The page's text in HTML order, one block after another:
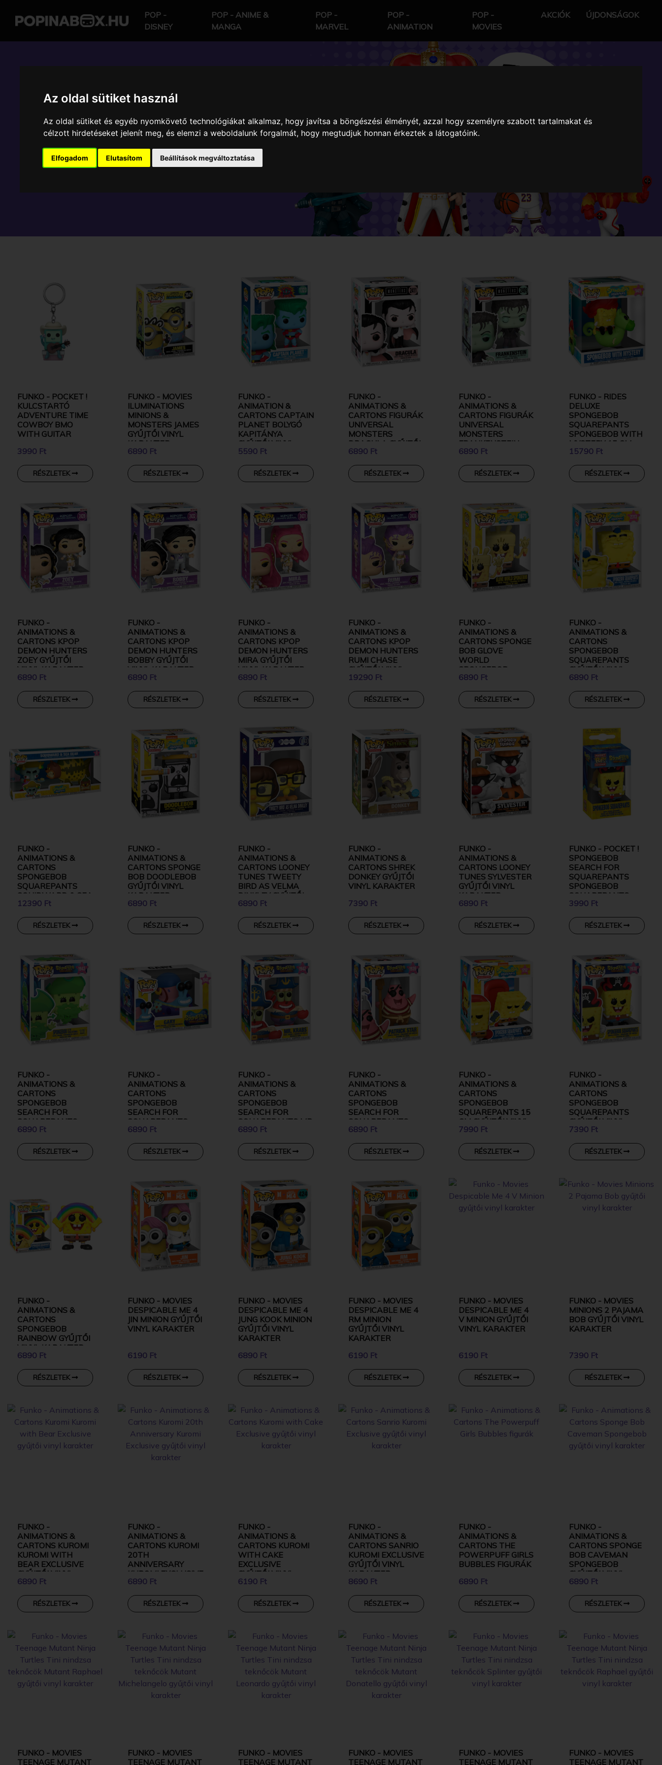
Az oldal sütiket használ
Az oldal sütiket és egyéb nyomkövető technológiákat alkalmaz, hogy javítsa a böngészési élményét, azzal hogy személyre szabott tartalmakat és
célzott hirdetéseket jelenít meg, és elemzi a weboldalunk forgalmát, hogy megtudjuk honnan érkeztek a látogatóink.
Elfogadom Elutasítom Beállítások megváltoztatása
POP -
DISNEY
POP - ANIME &
MANGA
POP -
MARVEL
POP -
ANIMATION
POP -
MOVIES
AKCIÓK ÚJDONSÁGOK
FUNKO POP - ANIMATION
VINYL FIGURÁK SZÉLES
VÁLASZTÉKA.
FUNKO - POCKET !
KULCSTARTÓ
ADVENTURE TIME
COWBOY BMO
WITH GUITAR
3990 Ft
RÉSZLETEK
FUNKO - MOVIES
ILUMINATIONS
MINIONS &
MONSTERS JAMES
GYŰJTŐI VINYL
KARAKTER
6890 Ft
RÉSZLETEK
FUNKO -
ANIMATION &
CARTONS CAPTAIN
PLANET BOLYGÓ
KAPITÁNYA
GYŰJTŐI VINYL
KARAKTER
5590 Ft
RÉSZLETEK
FUNKO -
ANIMATIONS &
CARTONS FIGURÁK
UNIVERSAL
MONSTERS
DRACULA GYŰJTŐI
VINYL KARAKTER
6890 Ft
RÉSZLETEK
FUNKO -
ANIMATIONS &
CARTONS FIGURÁK
UNIVERSAL
MONSTERS
FRANKENSTEIN
GYŰJTŐI VINYL
6890 Ft
RÉSZLETEK
FUNKO - RIDES
DELUXE
SPONGEBOB
SQUAREPANTS
SPONGEBOB WITH
MYSTERY 15 CM
GYŰJTŐI VINYL
15790 Ft
RÉSZLETEK
FUNKO -
ANIMATIONS &
CARTONS KPOP
DEMON HUNTERS
ZOEY GYŰJTŐI
VINYL KARAKTER
6890 Ft
RÉSZLETEK
FUNKO -
ANIMATIONS &
CARTONS KPOP
DEMON HUNTERS
BOBBY GYŰJTŐI
VINYL KARAKTER
6890 Ft
RÉSZLETEK
FUNKO -
ANIMATIONS &
CARTONS KPOP
DEMON HUNTERS
MIRA GYŰJTŐI
VINYL KARAKTER
6890 Ft
RÉSZLETEK
FUNKO -
ANIMATIONS &
CARTONS KPOP
DEMON HUNTERS
RUMI CHASE
GYŰJTŐI VINYL
KARAKTER
19290 Ft
RÉSZLETEK
FUNKO -
ANIMATIONS &
CARTONS SPONGE
BOB GLOVE
WORLD
SPONGEBOB
GYŰJTŐI VINYL
6890 Ft
RÉSZLETEK
FUNKO -
ANIMATIONS &
CARTONS
SPONGEBOB
SQUAREPANTS
GYŰJTŐI VINYL
KARAKTER
6890 Ft
RÉSZLETEK
FUNKO -
ANIMATIONS &
CARTONS
SPONGEBOB
SQUAREPANTS
SQUIDWARD & SEA
BEAR 2DBOS
12390 Ft
RÉSZLETEK
FUNKO -
ANIMATIONS &
CARTONS SPONGE
BOB DOODLEBOB
GYŰJTŐI VINYL
KARAKTER
6890 Ft
RÉSZLETEK
FUNKO -
ANIMATIONS &
CARTONS LOONEY
TUNES TWEETY
BIRD AS VELMA
DINKLEY GYŰJTŐI
VINYL KARAKTER
6890 Ft
RÉSZLETEK
FUNKO -
ANIMATIONS &
CARTONS SHREK
DONKEY GYŰJTŐI
VINYL KARAKTER
7390 Ft
RÉSZLETEK
FUNKO -
ANIMATIONS &
CARTONS LOONEY
TUNES SYLVESTER
GYŰJTŐI VINYL
KARAKTER
6890 Ft
RÉSZLETEK
FUNKO - POCKET !
SPONGEBOB
SEARCH FOR
SQUAREPANTS
SPONGEBOB
SQUAREPANTS
KULCSTARTÓ
3990 Ft
RÉSZLETEK
FUNKO -
ANIMATIONS &
CARTONS
SPONGEBOB
SEARCH FOR
SQUAREPANTS
SPONGEBOB AS
DUTCHMAN
GYŰJTŐI VINYL
6890 Ft
RÉSZLETEK
FUNKO -
ANIMATIONS &
CARTONS
SPONGEBOB
SEARCH FOR
SQUAREPANTS
GARY GYŰJTŐI
6890 Ft
RÉSZLETEK
FUNKO -
ANIMATIONS &
CARTONS
SPONGEBOB
SEARCH FOR
SQUAREPANTS MR.
KRABS GYŰJTŐI
6890 Ft
RÉSZLETEK
FUNKO -
ANIMATIONS &
CARTONS
SPONGEBOB
SEARCH FOR
SQUAREPANTS
PATRICK STAR
KARAKTER
6890 Ft
RÉSZLETEK
FUNKO -
ANIMATIONS &
CARTONS
SPONGEBOB
SQUAREPANTS 15
CM GYŰJTŐI VINYL
KARAKTER
7990 Ft
RÉSZLETEK
FUNKO -
ANIMATIONS &
CARTONS
SPONGEBOB
SQUAREPANTS
GYŰJTŐI VINYL
KARAKTER
7390 Ft
RÉSZLETEK
FUNKO -
ANIMATIONS &
CARTONS
SPONGEBOB
RAINBOW GYŰJTŐI
VINYL KARAKTER
6890 Ft
RÉSZLETEK
FUNKO - MOVIES
DESPICABLE ME 4
JIN MINION GYŰJTŐI
VINYL KARAKTER
6190 Ft
RÉSZLETEK
FUNKO - MOVIES
DESPICABLE ME 4
JUNG KOOK MINION
GYŰJTŐI VINYL
KARAKTER
6890 Ft
RÉSZLETEK
FUNKO - MOVIES
DESPICABLE ME 4
RM MINION
GYŰJTŐI VINYL
KARAKTER
6190 Ft
RÉSZLETEK
FUNKO - MOVIES
DESPICABLE ME 4
V MINION GYŰJTŐI
VINYL KARAKTER
6190 Ft
RÉSZLETEK
FUNKO - MOVIES
MINIONS 2 PAJAMA
BOB GYŰJTŐI VINYL
KARAKTER
7390 Ft
RÉSZLETEK
FUNKO -
ANIMATIONS &
CARTONS KUROMI
KUROMI WITH
BEAR EXCLUSIVE
GYŰJTŐI VINYL
KARAKTER
6890 Ft
RÉSZLETEK
FUNKO -
ANIMATIONS &
CARTONS KUROMI
20TH
ANNIVERSARY
KUROMI EXCLUSIVE
GYŰJTŐI VINYL
6890 Ft
RÉSZLETEK
FUNKO -
ANIMATIONS &
CARTONS KUROMI
WITH CAKE
EXCLUSIVE
GYŰJTŐI VINYL
KARAKTER
6190 Ft
RÉSZLETEK
FUNKO -
ANIMATIONS &
CARTONS SANRIO
KUROMI EXCLUSIVE
GYŰJTŐI VINYL
KARAKTER
8690 Ft
RÉSZLETEK
FUNKO -
ANIMATIONS &
CARTONS THE
POWERPUFF GIRLS
BUBBLES FIGURÁK
6890 Ft
RÉSZLETEK
FUNKO -
ANIMATIONS &
CARTONS SPONGE
BOB CAVEMAN
SPONGEBOB
GYŰJTŐI VINYL
KARAKTER
6890 Ft
RÉSZLETEK
FUNKO - MOVIES
TEENAGE MUTANT
FUNKO - MOVIES
TEENAGE MUTANT
FUNKO - MOVIES
TEENAGE MUTANT
FUNKO - MOVIES
TEENAGE MUTANT
FUNKO - MOVIES
TEENAGE MUTANT
FUNKO - MOVIES
TEENAGE MUTANT